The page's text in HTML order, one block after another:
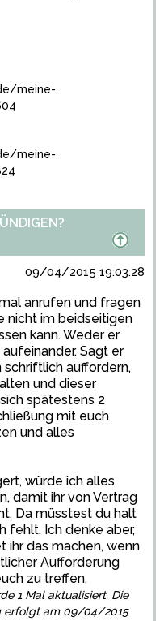
meine-
meine-
09/04/2015 19:03:28
anrufen und fragen
nicht im beidseitigen
kann. Weder er
Sagt er
schriftlich auffordern,
und dieser
spätestens 2
mit euch
und alles
würde ich alles
damit ihr von Vertrag
Da müsstest du halt
fehlt. Ich denke aber,
ihr das machen, wenn
Aufforderung
zu treffen.
1 Mal aktualisiert. Die
erfolgt am 09/04/2015